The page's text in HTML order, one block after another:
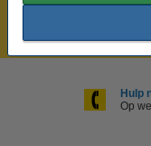
Voor 23.59 uur
Hulp
Op